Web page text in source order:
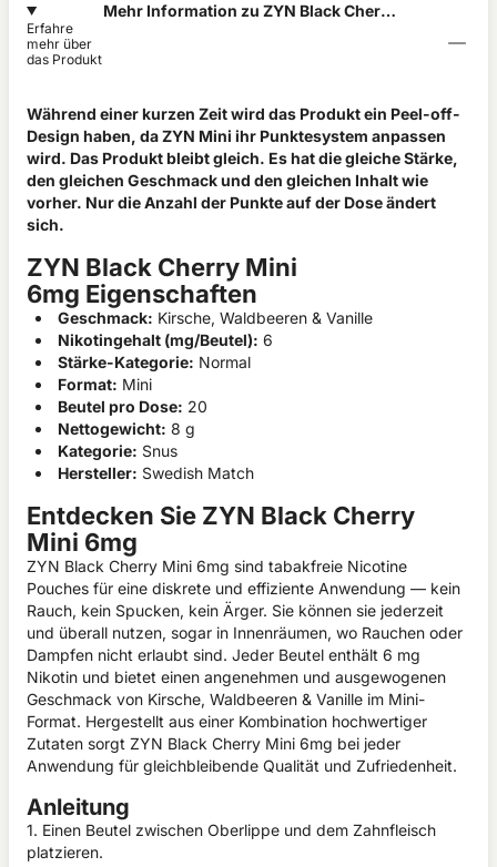
Mehr Information zu ZYN Black Cherry
Erfahre
mehr über
das Produkt
Während einer kurzen Zeit wird das Produkt ein Peel-off-
Design haben, da ZYN Mini ihr Punktesystem anpassen
wird. Das Produkt bleibt gleich. Es hat die gleiche Stärke,
den gleichen Geschmack und den gleichen Inhalt wie
vorher. Nur die Anzahl der Punkte auf der Dose ändert
sich.
ZYN Black Cherry Mini
6mg Eigenschaften
Geschmack: Kirsche, Waldbeeren & Vanille
Nikotingehalt (mg/Beutel): 6
Stärke-Kategorie: Normal
Format: Mini
Beutel pro Dose: 20
Nettogewicht: 8 g
Kategorie: Snus
Hersteller: Swedish Match
Entdecken Sie ZYN Black Cherry
Mini 6mg
ZYN Black Cherry Mini 6mg sind tabakfreie Nicotine
Pouches für eine diskrete und effiziente Anwendung — kein
Rauch, kein Spucken, kein Ärger. Sie können sie jederzeit
und überall nutzen, sogar in Innenräumen, wo Rauchen oder
Dampfen nicht erlaubt sind. Jeder Beutel enthält 6 mg
Nikotin und bietet einen angenehmen und ausgewogenen
Geschmack von Kirsche, Waldbeeren & Vanille im Mini-
Format. Hergestellt aus einer Kombination hochwertiger
Zutaten sorgt ZYN Black Cherry Mini 6mg bei jeder
Anwendung für gleichbleibende Qualität und Zufriedenheit.
Anleitung
1. Einen Beutel zwischen Oberlippe und dem Zahnfleisch
platzieren.